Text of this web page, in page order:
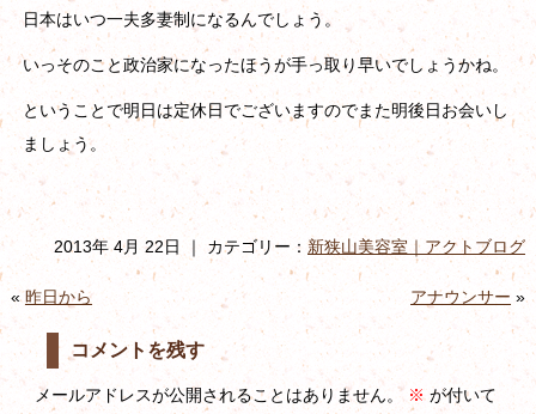
日本はいつ一夫多妻制になるんでしょう。
いっそのこと政治家になったほうが手っ取り早いでしょうかね。
ということで明日は定休日でございますのでまた明後日お会いし
ましょう。
2013年 4月 22日 ｜ カテゴリー：新狭山美容室｜アクトブログ
«昨日から アナウンサー »
コメントを残す
メールアドレスが公開されることはありません。 ※が付いて